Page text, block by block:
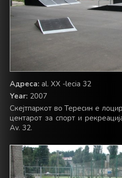
Адреса: al. XX -lecia 32
Year: 2007
Скејтпаркот во Тересин е
центарот за спорт и
Av. 32.